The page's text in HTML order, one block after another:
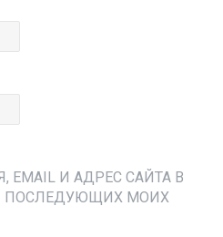
И АДРЕС САЙТА В
ПОСЛЕДУЮЩИХ МОИХ